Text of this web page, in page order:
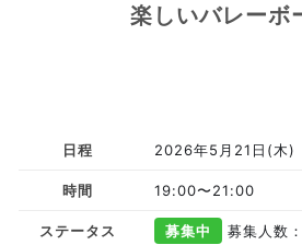
楽しいバレーボ
日程 2026年5月21日(木)
時間 19:00〜21:00
ステータス 募集中 募集人数